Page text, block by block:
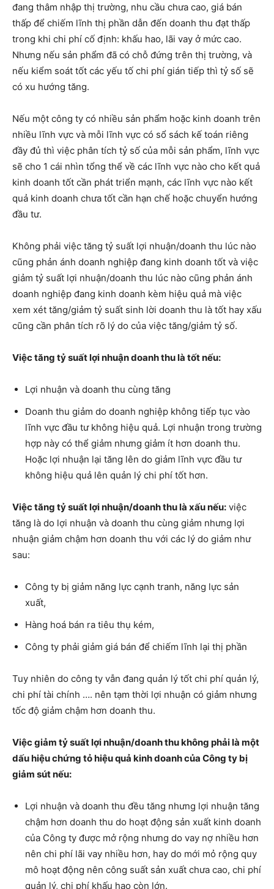
đang thâm nhập thị trường, nhu cầu chưa cao, giá bán
thấp để chiếm lĩnh thị phần dẫn đến doanh thu đạt thấp
trong khi chi phí cố định: khấu hao, lãi vay ở mức cao.
Nhưng nếu sản phẩm đã có chỗ đứng trên thị trường, và
nếu kiểm soát tốt các yếu tố chi phí gián tiếp thì tỷ số sẽ
có xu hướng tăng.
Nếu một công ty có nhiều sản phẩm hoặc kinh doanh trên
nhiều lĩnh vực và mỗi lĩnh vực có sổ sách kế toán riêng
đầy đủ thì việc phân tích tỷ số của mỗi sản phẩm, lĩnh vực
sẽ cho 1 cái nhìn tổng thể về các lĩnh vực nào cho kết quả
kinh doanh tốt cần phát triển mạnh, các lĩnh vực nào kết
quả kinh doanh chưa tốt cần hạn chế hoặc chuyển hướng
đầu tư.
Không phải việc tăng tỷ suất lợi nhuận/doanh thu lúc nào
cũng phản ánh doanh nghiệp đang kinh doanh tốt và việc
giảm tỷ suất lợi nhuận/doanh thu lúc nào cũng phản ánh
doanh nghiệp đang kinh doanh kèm hiệu quả mà việc
xem xét tăng/giảm tỷ suất sinh lời doanh thu là tốt hay xấu
cũng cần phân tích rõ lý do của việc tăng/giảm tỷ số.
Việc tăng tỷ suất lợi nhuận doanh thu là tốt nếu:
Lợi nhuận và doanh thu cùng tăng
Doanh thu giảm do doanh nghiệp không tiếp tục vào
lĩnh vực đầu tư không hiệu quả. Lợi nhuận trong trường
hợp này có thể giảm nhưng giảm ít hơn doanh thu.
Hoặc lợi nhuận lại tăng lên do giảm lĩnh vực đầu tư
không hiệu quả lên quản lý chi phí tốt hơn.
Việc tăng tỷ suất lợi nhuận/doanh thu là xấu nếu: việc
tăng là do lợi nhuận và doanh thu cùng giảm nhưng lợi
nhuận giảm chậm hơn doanh thu với các lý do giảm như
sau:
Công ty bị giảm năng lực cạnh tranh, năng lực sản
xuất,
Hàng hoá bán ra tiêu thụ kém,
Công ty phải giảm giá bán để chiếm lĩnh lại thị phần
Tuy nhiên do công ty vẫn đang quản lý tốt chi phí quản lý,
chi phí tài chính …. nên tạm thời lợi nhuận có giảm nhưng
tốc độ giảm chậm hơn doanh thu.
Việc giảm tỷ suất lợi nhuận/doanh thu không phải là một
dấu hiệu chứng tỏ hiệu quả kinh doanh của Công ty bị
giảm sút nếu:
Lợi nhuận và doanh thu đều tăng nhưng lợi nhuận tăng
chậm hơn doanh thu do hoạt động sản xuất kinh doanh
của Công ty được mở rộng nhưng do vay nợ nhiều hơn
nên chi phí lãi vay nhiều hơn, hay do mới mỏ rộng quy
mô hoạt động nên công suất sản xuất chưa cao, chi phí
quản lý, chi phí khấu hao còn lớn.